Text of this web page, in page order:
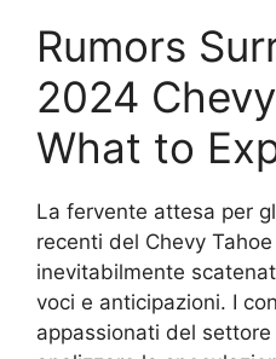
Rumors
2024
What to
La fervente attesa per
recenti del Chevy
inevitabilmente
voci e anticipazioni. I
appassionati del